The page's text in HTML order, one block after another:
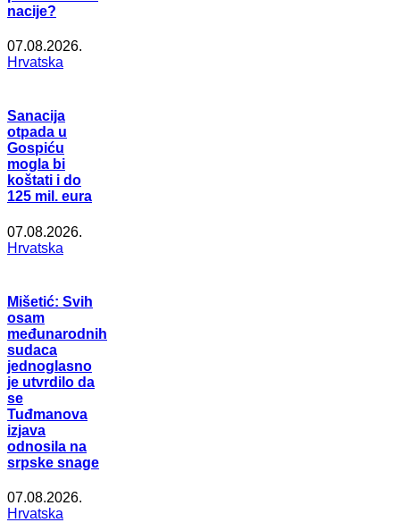
nacije?
07.08.2026.
Hrvatska
Sanacija
otpada u
Gospiću
mogla bi
koštati i do
125 mil. eura
07.08.2026.
Hrvatska
Mišetić: Svih
osam
međunarodnih
sudaca
jednoglasno
je utvrdilo da
se
Tuđmanova
izjava
odnosila na
srpske snage
07.08.2026.
Hrvatska